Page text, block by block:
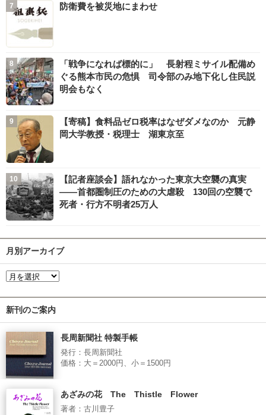
防衛費を被災地にまわせ
「戦争になれば標的に」 長射程ミサイル配備め
ぐる熊本市民の危惧 司令部のみ地下化し住民説
明会もなく
【寄稿】食料品ゼロ税率はなぜダメなのか 元静
岡大学教授・税理士 湖東京至
【記者座談会】語れなかった東京大空襲の真実
――首都圏制圧のための大虐殺 130回の空襲で
死者・行方不明者25万人
月別アーカイブ
新刊のご案内
長周新聞社 特製手帳
発行：長周新聞社
価格：大＝2000円、小＝1500円
あざみの花 The Thistle Flower
著者：古川豊子